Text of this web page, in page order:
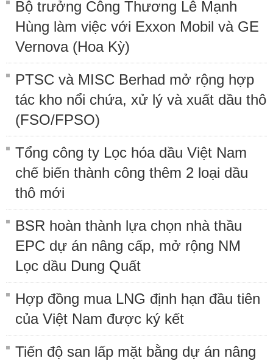
Bộ trưởng Công Thương Lê Mạnh
Hùng làm việc với Exxon Mobil và GE
Vernova (Hoa Kỳ)
PTSC và MISC Berhad mở rộng hợp
tác kho nổi chứa, xử lý và xuất dầu thô
(FSO/FPSO)
Tổng công ty Lọc hóa dầu Việt Nam
chế biến thành công thêm 2 loại dầu
thô mới
BSR hoàn thành lựa chọn nhà thầu
EPC dự án nâng cấp, mở rộng NM
Lọc dầu Dung Quất
Hợp đồng mua LNG định hạn đầu tiên
của Việt Nam được ký kết
Tiến độ san lấp mặt bằng dự án nâng